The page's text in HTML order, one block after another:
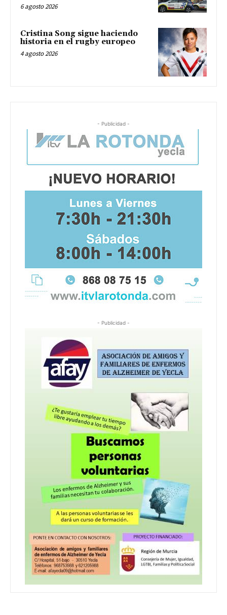
6 agosto 2026
Cristina Song sigue haciendo
historia en el rugby europeo
4 agosto 2026
- Publicidad -
- Publicidad -